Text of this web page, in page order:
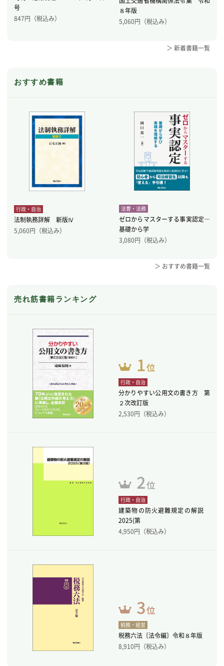
号
847円（税込み）
８年版
5,060円（税込み）
＞ 新着書籍一覧
おすすめ書籍
行政・自治
法制執務詳解 新版Ⅳ
5,060円（税込み）
法曹・法務
ゼロからマスターする事実認定―
基礎から学
3,080円（税込み）
＞ おすすめ書籍一覧
売れ筋書籍ランキング
行政・自治
分かりやすい公用文の書き方 第
２次改訂版
2,530円（税込み）
行政・自治
建築物の防火避難規定の解説
2025(第
4,950円（税込み）
税務・経営
税務六法〔法令編〕令和８年版
8,910円（税込み）